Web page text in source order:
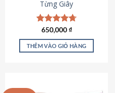
Từng Giây
Được xếp
hạng4.75
5 sao
650,000₫
THÊM VÀO GIỎ HÀNG